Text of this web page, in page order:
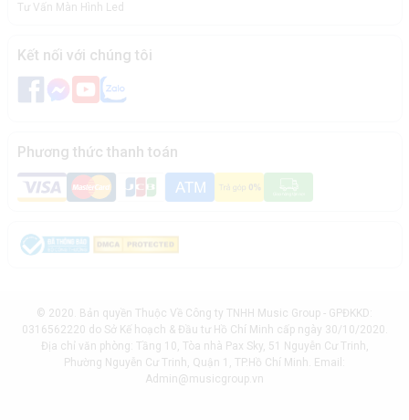
Tư Vấn Màn Hình Led
Kết nối với chúng tôi
Phương thức thanh toán
© 2020. Bản quyền Thuộc Về Công ty TNHH Music Group - GPĐKKD:
0316562220 do Sở Kế hoạch & Đầu tư Hồ Chí Minh cấp ngày 30/10/2020.
Địa chỉ văn phòng: Tầng 10, Tòa nhà Pax Sky, 51 Nguyễn Cư Trinh,
Phường Nguyễn Cư Trinh, Quận 1, TP.Hồ Chí Minh. Email:
Admin@musicgroup.vn